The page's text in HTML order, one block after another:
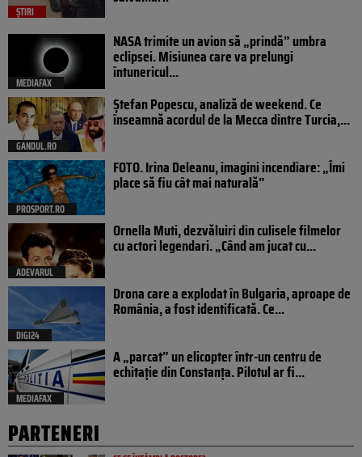
ȘTIRI
MEDIAFAX
NASA trimite un avion să „prindă” umbra
eclipsei. Misiunea care va prelungi
întunericul...
GANDUL.RO
Ștefan Popescu, analiză de weekend. Ce
înseamnă acordul de la Mecca dintre Turcia,...
PROSPORT.RO
FOTO. Irina Deleanu, imagini incendiare: „Îmi
place să fiu cât mai naturală”
ADEVARUL
Ornella Muti, dezvăluiri din culisele filmelor
cu actori legendari. „Când am jucat cu...
DIGI24
Drona care a explodat în Bulgaria, aproape de
România, a fost identificată. Ce...
MEDIAFAX
A „parcat” un elicopter într-un centru de
echitație din Constanța. Pilotul ar fi...
PARTENERI